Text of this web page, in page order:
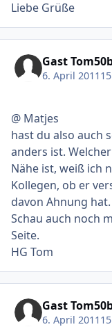
Liebe Grüße
Gast
6. April 2011
@ Matjes
hast du also auch
anders ist.
Nähe ist, weiß ich
Kollegen, ob er
davon Ahnung hat.
Schau auch noch
Seite.
HG Tom
Gast
6. April 2011